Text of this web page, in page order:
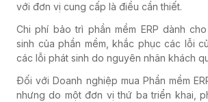
với đơn vị cung cấp là điều cần thiết.
Chi phí bảo trì phần mềm ERP dành
sinh của phần mềm, khắc phục các lỗi
các lỗi phát sinh do nguyên nhân khách
Đối với Doanh nghiệp mua Phần mềm
nhưng do một đơn vị thứ ba triển khai,